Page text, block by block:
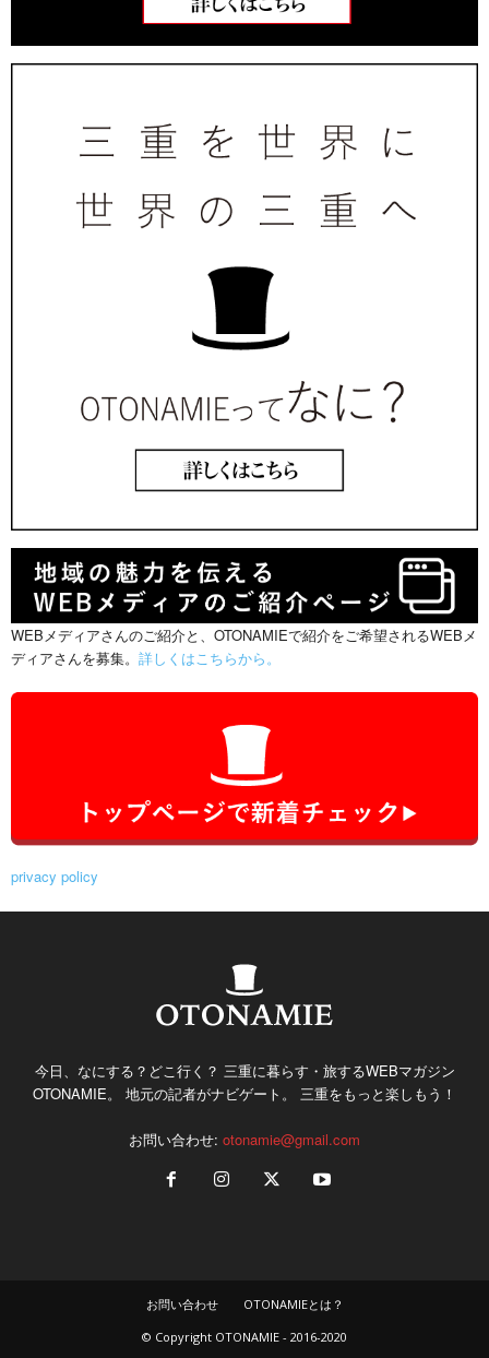
WEBメディアさんのご紹介と、OTONAMIEで紹介をご希望されるWEBメ
ディアさんを募集。 詳しくはこちらから。
privacy policy
今日、なにする？どこ行く？ 三重に暮らす・旅するWEBマガジン
OTONAMIE。 地元の記者がナビゲート。 三重をもっと楽しもう！
お問い合わせ: otonamie@gmail.com
お問い合わせ
OTONAMIEとは？
© Copyright OTONAMIE - 2016-2020